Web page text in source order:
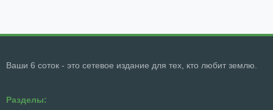
Ваши 6 соток - это сетевое издание для тех, кто любит землю.
Разделы: